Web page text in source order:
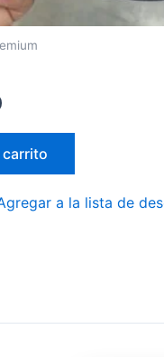
carrito
a la lista de